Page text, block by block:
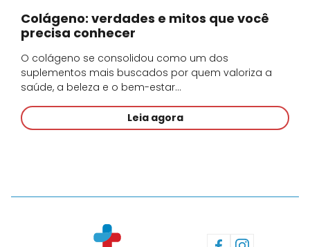
Colágeno: verdades e mitos que você
precisa conhecer
O colágeno se consolidou como um dos
suplementos mais buscados por quem valoriza a
saúde, a beleza e o bem-estar…
Leia agora